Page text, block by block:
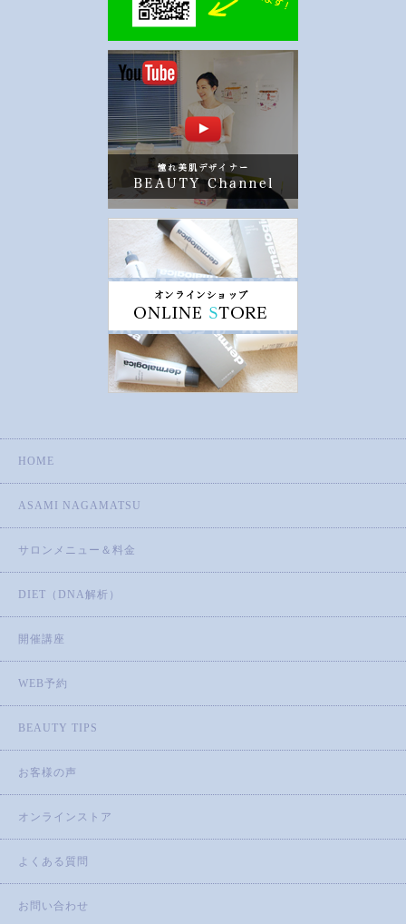
HOME
ASAMI NAGAMATSU
サロンメニュー＆料金
DIET（DNA解析）
開催講座
WEB予約
BEAUTY TIPS
お客様の声
オンラインストア
よくある質問
お問い合わせ